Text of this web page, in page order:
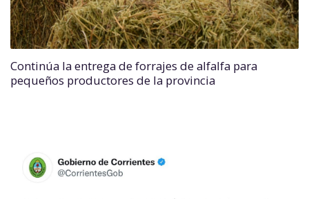
Continúa la entrega de forrajes de alfalfa para
pequeños productores de la provincia